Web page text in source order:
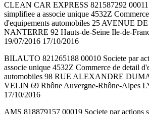
CLEAN CAR EXPRESS 821587292 00011
simplifiee a associe unique 4532Z
d'equipements automobiles 25 AVENUE
NANTERRE 92 Hauts-de-Seine Ile-de-
19/07/2016 17/10/2016
BILAUTO 821265188 00010 Societe par
associe unique 4532Z Commerce de detail
automobiles 98 RUE ALEXANDRE
VELIN 69 Rhône Auvergne-Rhône-Alpes
17/10/2016
AMS 818879157 00019 Societe par actions